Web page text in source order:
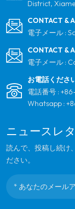
District,
CONTACT &
電子メール :
CONTACT &
電子メール :
お電話くださ
電話番号 :
Whatsapp :
ニュースレ
読んで、投稿し続け
ださい。